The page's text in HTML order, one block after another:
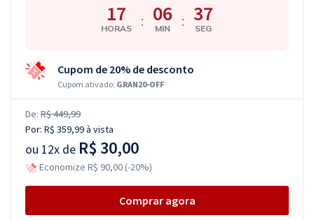
17
HORAS : 06
MIN : 37
SEG
Cupom de 20% de desconto
Cupom ativado: GRAN20-OFF
De: R$ 449,99
Por: R$ 359,99à vista
ou 12x de R$ 30,00
Economize R$ 90,00 (-20%)
Comprar agora